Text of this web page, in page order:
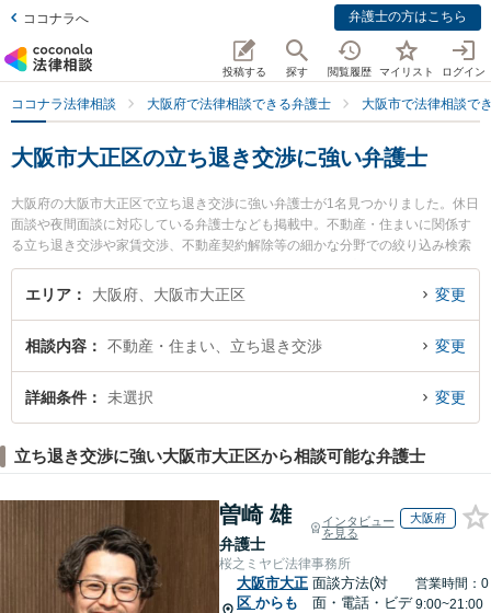
ココナラへ 弁護士の方はこちら
投稿する 探す 閲覧履歴 マイリスト ログイン
ココナラ法律相談 大阪府で法律相談できる弁護士 大阪市で法律相談で
大阪市大正区の立ち退き交渉に強い弁護士
大阪府の大阪市大正区で立ち退き交渉に強い弁護士が1名見つかりました。休日
面談や夜間面談に対応している弁護士なども掲載中。不動産・住まいに関係す
る立ち退き交渉や家賃交渉、不動産契約解除等の細かな分野での絞り込み検索
もでき便利です。特に大正法律事務所の岡 英男弁護士のプロフィール情報や弁
護士費用、強みなどが注目されています。『大阪市大正区で土日や夜間に発生
ち退き交渉を法律相談できる大阪市大正区内の弁護士に相談予約したい』など
でお困りの相談者さんにおすすめです。
エリア 大阪府、大阪市大正区 変更
相談内容 不動産・住まい、立ち退き交渉 変更
詳細条件 未選択 変更
立ち退き交渉に強い大阪市大正区から相談可能な弁護士
曽崎 雄
弁護士
インタビュー
を見る
大阪府
桜之ミヤビ法律事務所
大阪市大正
区 からも
面談方法(対
面・電話・ビデ
営業時間：0
9:00~21:00